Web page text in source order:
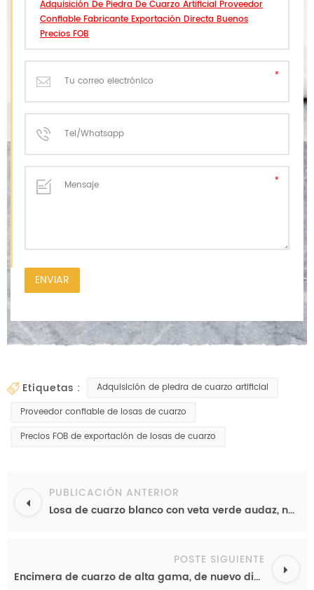
Adquisición De Piedra De Cuarzo Artificial Proveedor
Confiable Fabricante Exportación Directa Buenos
Precios FOB
etiquetas :
Adquisición de piedra de cuarzo artificial
Proveedor confiable de losas de cuarzo
Precios FOB de exportación de losas de cuarzo
PUBLICACIÓN ANTERIOR
Losa de cuarzo blanco con veta verde audaz, nuevo diseño, encimera de cocina, fabricante chino, venta al por mayor y exportación
POSTE SIGUIENTE
Encimera de cuarzo de alta gama, de nuevo diseño, fabricante chino de losas de cuarzo para exportación directa.